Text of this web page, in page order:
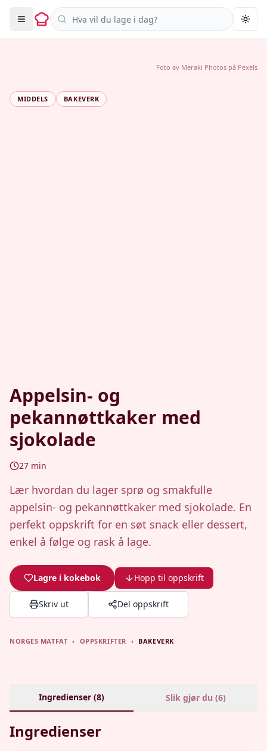
Søk i oppskrifter
MIDDELS BAKEVERK
Appelsin- og
pekannøttkaker med
sjokolade
27 min
Lær hvordan du lager sprø og smakfulle
appelsin- og pekannøttkaker med sjokolade. En
perfekt oppskrift for en søt snack eller dessert,
enkel å følge og rask å lage.
Lagre i kokebok Hopp til oppskrift
Skriv ut Del oppskrift
Foto av Meraki Photos på Pexels
NORGES MATFAT › OPPSKRIFTER › BAKEVERK
Ingredienser (8) Slik gjør du (6)
Ingredienser